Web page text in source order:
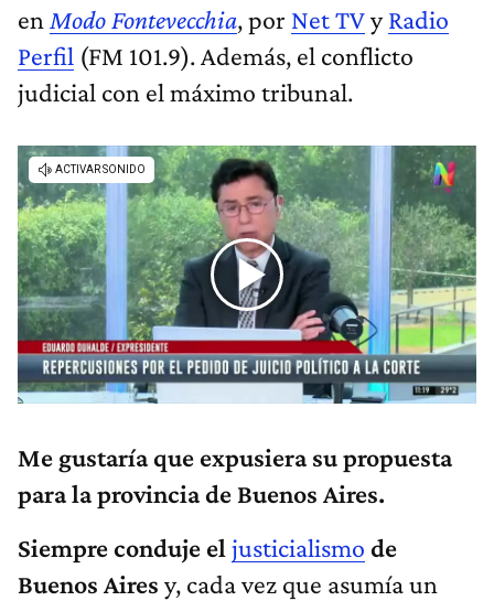
en Modo Fontevecchia, por Net TVyRadio
Perfil (FM 101.9). Además, el conflicto
judicial con el máximo tribunal.
Me gustaría que expusiera su propuesta
para la provincia de Buenos Aires.
Siempre conduje el justicialismo de
Buenos Aires y, cada vez que asumía un